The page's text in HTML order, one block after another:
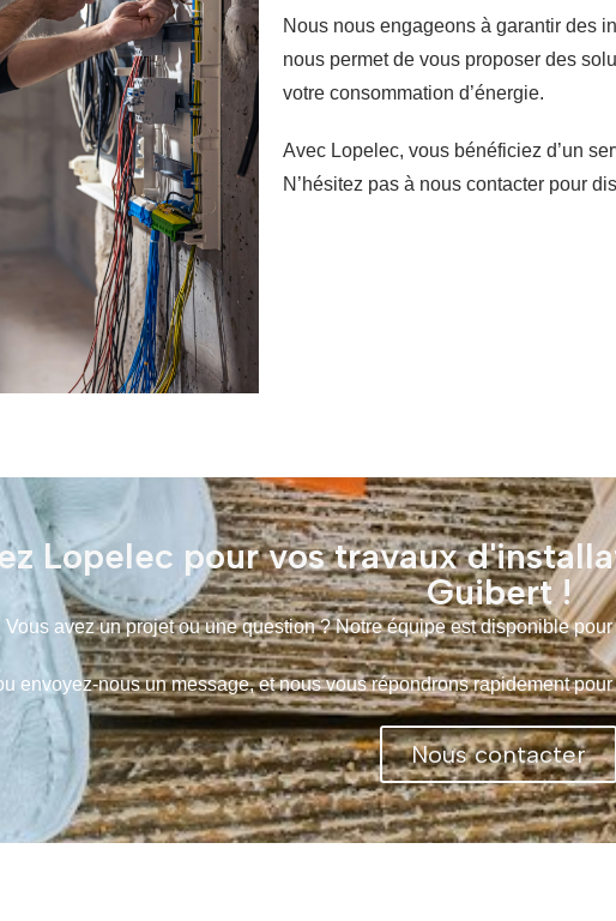
Nous nous engageons à garantir des
nous permet de vous proposer des
votre consommation d’énergie.
Avec Lopelec, vous bénéficiez d’un
N’hésitez pas à nous contacter pour
Lopelec pour vos travaux
Guibert !
Vous avez un projet ou une question ? Notre équipe est disponible
envoyez-nous un message, et nous vous répondrons rapidement
Nous contacter